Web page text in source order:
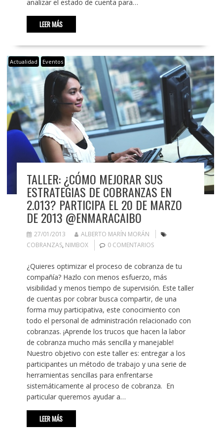
analizar el estado de cuenta para…
LEER MÁS
Actualidad Eventos
TALLER: ¿CÓMO MEJORAR SUS
ESTRATEGIAS DE COBRANZAS EN
2.013? PARTICIPA EL 20 DE MARZO
DE 2013 @ENMARACAIBO
27/01/2013
ALBERTO MARÍN MORÁN
COBRANZAS, NIMBOX 0 COMENTARIOS
¿Quieres optimizar el proceso de cobranza de tu
compañía? Hazlo con menos esfuerzo, más
visibilidad y menos tiempo de supervisión. Este taller
de cuentas por cobrar busca compartir, de una
forma muy participativa, este conocimiento con
todo el personal de administración relacionado con
cobranzas. ¡Aprende los trucos que hacen la labor
de cobranza mucho más sencilla y manejable!
Nuestro objetivo con este taller es: entregar a los
participantes un método de trabajo y una serie de
herramientas sencillas para enfrentarse
sistemáticamente al proceso de cobranza. En
particular queremos ayudar a…
LEER MÁS